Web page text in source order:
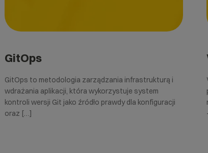
GitOps
GitOps to metodologia zarządzania infrastrukturą i
wdrażania aplikacji, która wykorzystuje system
kontroli wersji Git jako źródło prawdy dla konfiguracji
oraz […]